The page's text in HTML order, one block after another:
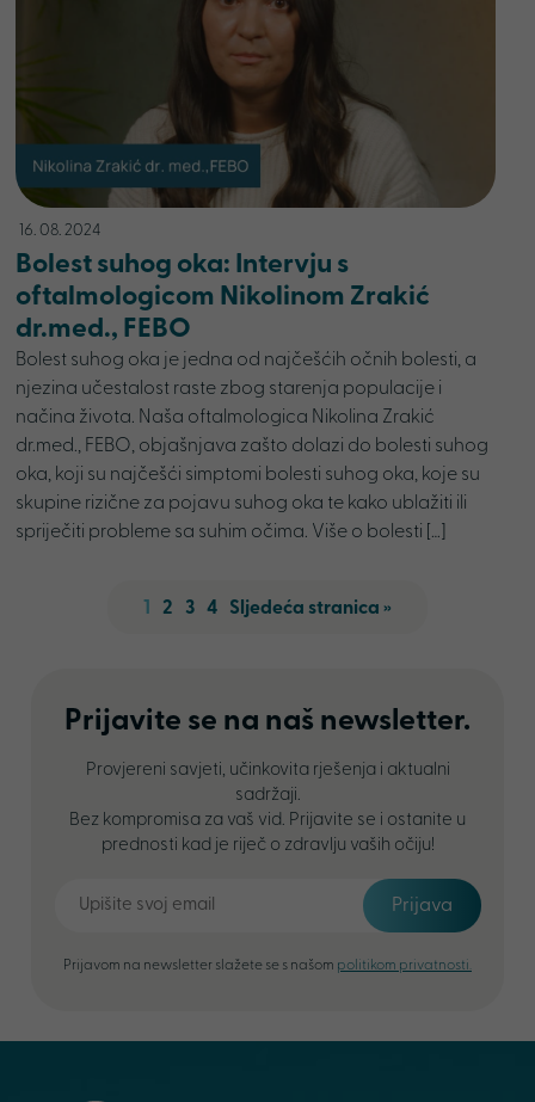
16. 08. 2024
Bolest suhog oka: Intervju s
oftalmologicom Nikolinom Zrakić
dr.med., FEBO
Bolest suhog oka je jedna od najčešćih očnih bolesti, a
njezina učestalost raste zbog starenja populacije i
načina života. Naša oftalmologica Nikolina Zrakić
dr.med., FEBO, objašnjava zašto dolazi do bolesti suhog
oka, koji su najčešći simptomi bolesti suhog oka, koje su
skupine rizične za pojavu suhog oka te kako ublažiti ili
spriječiti probleme sa suhim očima. Više o bolesti […]
1 2 3 4 Sljedeća stranica »
Prijavite se na naš newsletter.
Provjereni savjeti, učinkovita rješenja i aktualni
sadržaji.
Bez kompromisa za vaš vid. Prijavite se i ostanite u
prednosti kad je riječ o zdravlju vaših očiju!
Prijava
Prijavom na newsletter slažete se s našom politikom privatnosti.